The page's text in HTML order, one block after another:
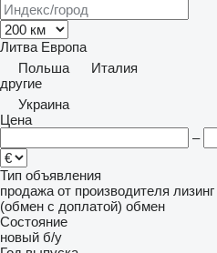
Литва Европа
Польша
Италия
другие
Украина
Цена
–
Тип объявления
продажа от производителя лизинг
(обмен с доплатой) обмен
Состояние
новый б/у